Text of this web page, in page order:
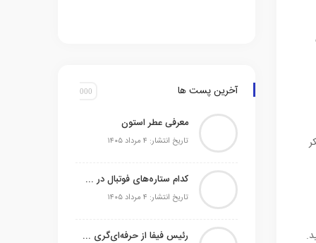
آخرین پست ها
معرفی عطر استون
تاریخ انتشار: ۴ مرداد ۱۴۰۵
کدام ستاره‌های فوتبال در حال حاضر بدون تیم می‌باشند
تاریخ انتشار: ۴ مرداد ۱۴۰۵
رئیس فیفا از حرفه‌ای‌گری آرژانتین در اوج جنجال‌ها تمجید کرد